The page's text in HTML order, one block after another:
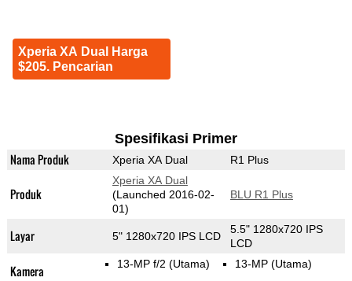
Xperia XA Dual Harga
$205. Pencarian
Spesifikasi Primer
Nama Produk Xperia XA Dual R1 Plus
Produk
Xperia XA Dual
(Launched 2016-02-
01)
BLU R1 Plus
Layar 5" 1280x720 IPS LCD
5.5" 1280x720 IPS
LCD
Kamera 13-MP f/2 (Utama) 13-MP (Utama)